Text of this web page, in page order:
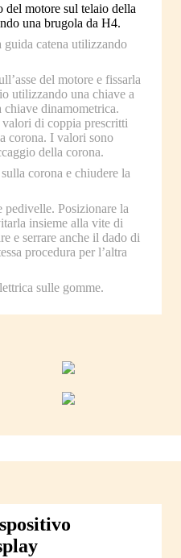
del motore sul telaio della
una brugola da H4.
catena utilizzando
del motore e fissarla
utilizzando una chiave a
chiave dinamometrica.
valori di coppia prescritti
corona. I valori sono
della corona.
corona e chiudere la
pedivelle. Posizionare la
insieme alla vite di
e serrare anche il dado di
procedura per l’altra
sulle gomme.